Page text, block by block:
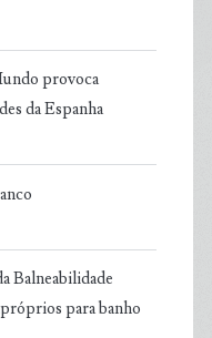
provoca
da Espanha
Balneabilidade
para banho